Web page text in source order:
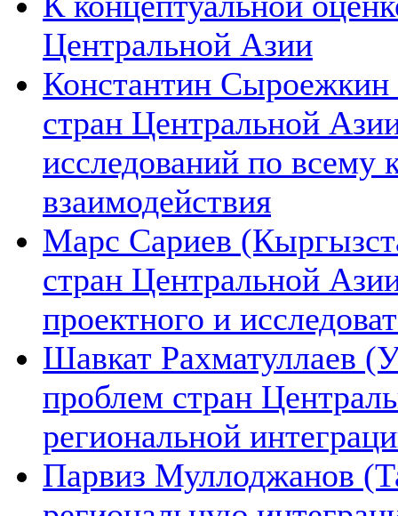
Центральной Азии
Константин Сыроежкин
стран Центральной
исследований по всему
взаимодействия
Марс Сариев
стран Центральной
проектного и
Шавкат Рахматуллаев
проблем стран
региональной
Парвиз Муллоджанов